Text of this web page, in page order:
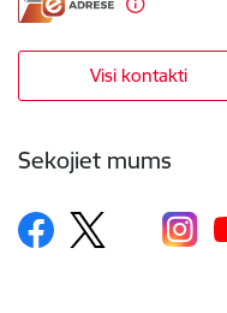
Visi kontakti
Sekojiet mums